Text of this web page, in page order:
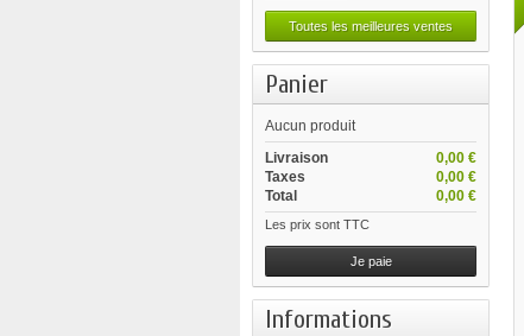
Toutes les meilleures ventes
Panier
Aucun produit
0,00 €
Livraison
0,00 €
Taxes
0,00 €
Total
Les prix sont TTC
Je paie
Informations